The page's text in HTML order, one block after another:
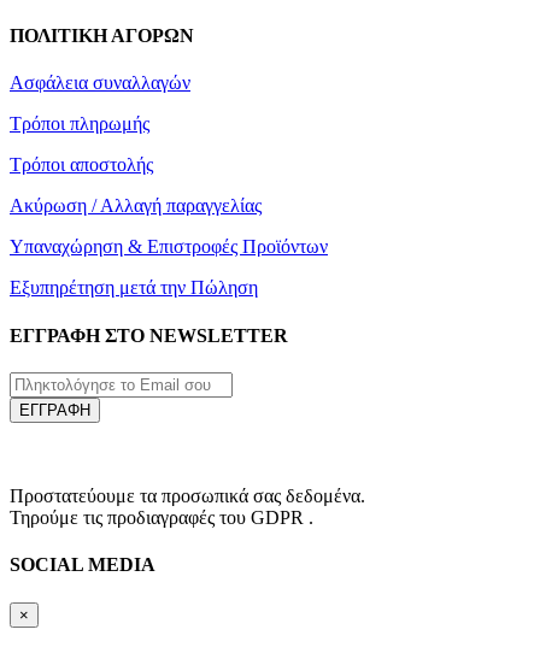
ΠΟΛΙΤΙΚΗ ΑΓΟΡΩΝ
Ασφάλεια συναλλαγών
Τρόποι πληρωμής
Τρόποι αποστολής
Ακύρωση / Αλλαγή παραγγελίας
Υπαναχώρηση & Επιστροφές Προϊόντων
Εξυπηρέτηση μετά την Πώληση
ΕΓΓΡΑΦΗ ΣΤΟ NEWSLETTER
ΕΓΓΡΑΦΗ
Προστατεύουμε τα προσωπικά σας δεδομένα.
Τηρούμε τις προδιαγραφές του GDPR .
SOCIAL MEDIA
×